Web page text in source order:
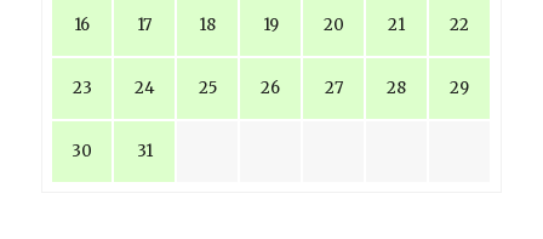
16 17 18 19 20 21 22
23 24 25 26 27 28 29
30 31